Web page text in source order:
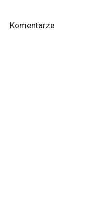
Komentarze